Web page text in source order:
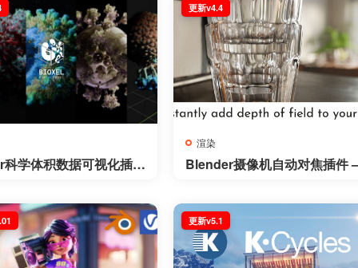
学体积数据可视化插件
渲染
Blender摄像机自动对焦插件
更新v4.4
更新v5.1